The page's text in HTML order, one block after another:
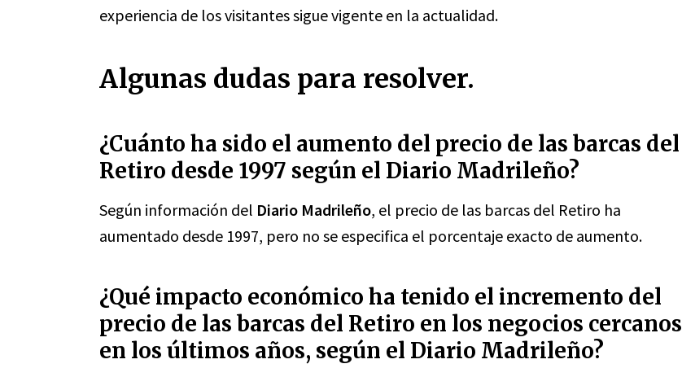
experiencia de los visitantes sigue vigente en la actualidad.
Algunas dudas para resolver.
¿Cuánto ha sido el aumento del precio de las barcas del
Retiro desde 1997 según el Diario Madrileño?
Según información del Diario Madrileño, el precio de las barcas del Retiro ha
aumentado desde 1997, pero no se especifica el porcentaje exacto de aumento.
¿Qué impacto económico ha tenido el incremento del
precio de las barcas del Retiro en los negocios cercanos
en los últimos años, según el Diario Madrileño?